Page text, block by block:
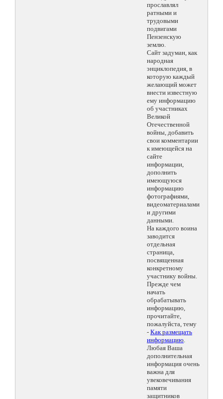
прославлял
ратными и
трудовыми
подвигами
Пензенскую
землю.
Сайт задуман, как
народная
энциклопедия, в
которую каждый
желающий может
внести известную
ему информацию
об участниках
Великой
Отечественной
войны, добавить
свои комментарии
к имеющейся на
сайте
информации,
дополнить
имеющуюся
информацию
фотографиями,
видеоматериалами
и другими
данными.
На каждого воина
заводится
отдельная
страница,
посвященная
конкретному
участнику войны.
Прежде чем
начать
обрабатывать
информацию,
прочитайте,
пожалуйста, тему
- Как размещать
информацию.
Любая Ваша
дополнительная
информация очень
важна для
увековечивания
памяти
защитников